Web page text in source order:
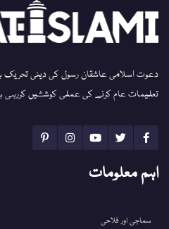
دعوت اسلامی عاشقان رسول کی دینی تحریک
تعلیمات عام کرنے کی عملی کوششیں
اہم معلومات
سماجی اور فلاحی